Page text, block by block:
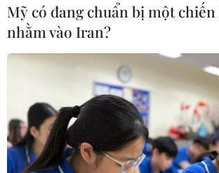
Bỉ tìm ra hướng đi mới trong điều trị
ung thư gan di căn
07/08/2026 04:05
Nga thoái vốn nhà nước khỏi Sân bay
Quốc tế Sheremetyevo
07/08/2026 00:22
Mỹ có đang chuẩn bị một
nhằm vào Iran?